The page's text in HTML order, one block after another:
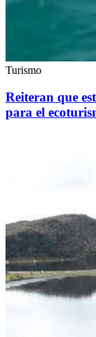
Turismo
Reiteran que
para el